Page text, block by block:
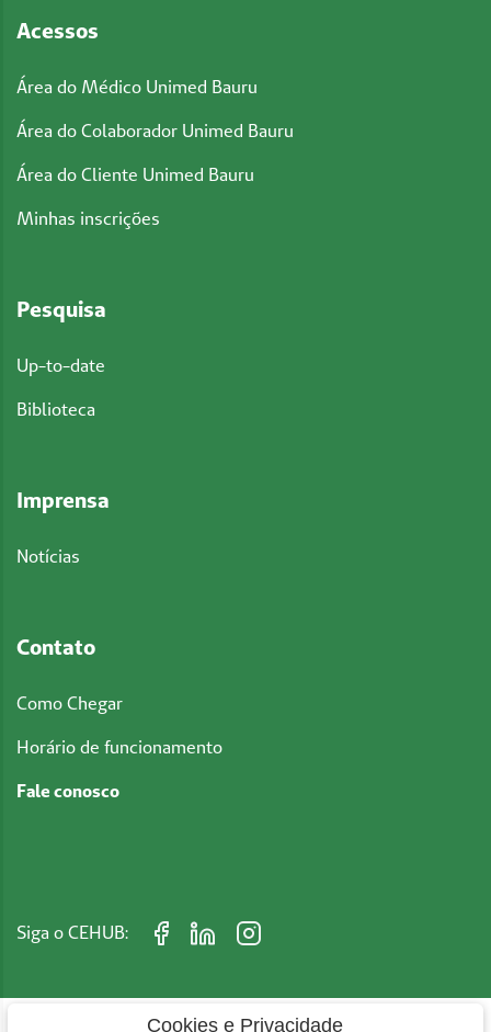
Acessos
Área do Médico Unimed Bauru
Área do Colaborador Unimed Bauru
Área do Cliente Unimed Bauru
Minhas inscrições
Pesquisa
Up-to-date
Biblioteca
Imprensa
Notícias
Contato
Como Chegar
Horário de funcionamento
Fale conosco
Siga o CEHUB:
Cookies e Privacidade